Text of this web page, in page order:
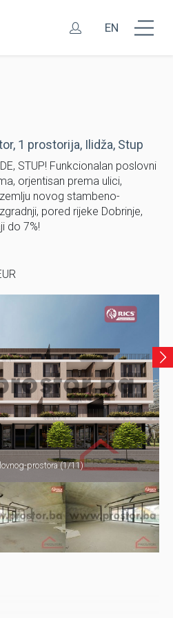
EN
1 prostorija, Ilidža, Stup
STUP! Funkcionalan poslovni
orjentisan prema ulici,
novog stambeno-
pored rijeke Dobrinje,
do 7%!
prostora (1/11)